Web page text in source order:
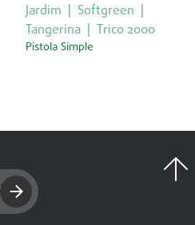
Jardim
Softgreen
Tangerina
Trico 2000
Pistola Simple